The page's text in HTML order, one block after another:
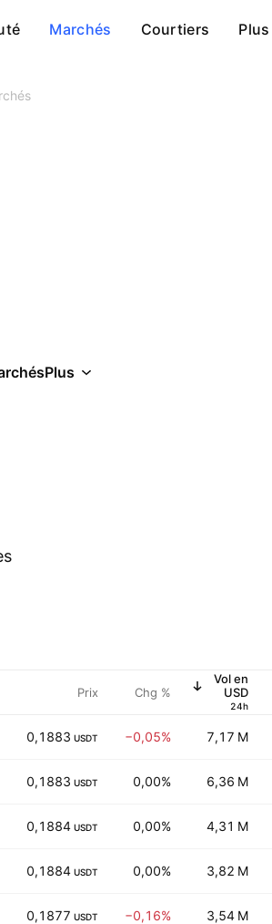
Marchés Courtiers Plus
Plus
Prix Chg %
Vol en
USD
24h
0,1883 USDT −0,05% 7,17 M
0,1883 USDT 0,00% 6,36 M
0,1884 USDT 0,00% 4,31 M
0,1884 USDT 0,00% 3,82 M
0,1877 USDT −0,16% 3,54 M